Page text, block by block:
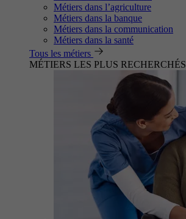
Métiers dans l’agriculture
Métiers dans la banque
Métiers dans la communication
Métiers dans la santé
Tous les métiers
MÉTIERS LES PLUS RECHERCHÉS